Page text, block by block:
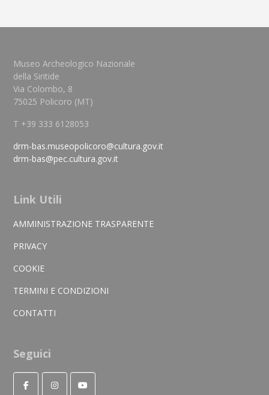
Museo Archeologico Nazionale
della Siritide
Via Colombo, 8
75025 Policoro (MT)
T +39 333 6128053
drm-bas.museopolicoro@cultura.gov.it
drm-bas@pec.cultura.gov.it
Link Utili
AMMINISTRAZIONE TRASPARENTE
PRIVACY
COOKIE
TERMINI E CONDIZIONI
CONTATTI
Seguici